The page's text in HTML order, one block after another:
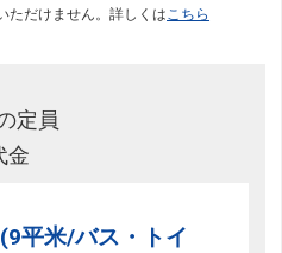
ただけません。詳しくはこちら
定員
金
平米/バス・トイ